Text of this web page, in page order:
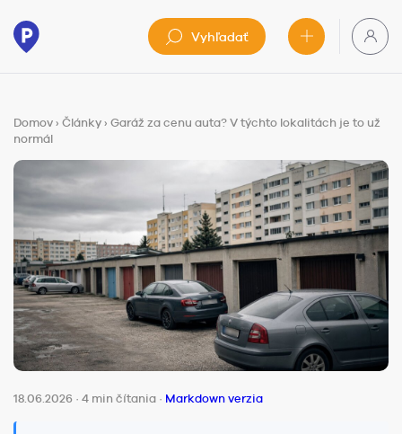
Vyhľadať
Domov › Články › Garáž za cenu auta? V týchto lokalitách je to už
normál
18.06.2026 · 4 min čítania · Markdown verzia